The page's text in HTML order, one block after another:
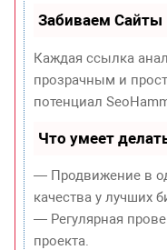
Забиваем
Каждая ссылка
прозрачным и
потенциал
Что умеет
— Продвижение в
качества у лучших
— Регулярная
проекта.